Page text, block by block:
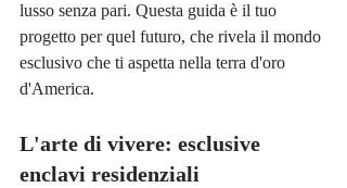
lusso senza pari. Questa guida è il tuo
progetto per quel futuro, che rivela il mondo
esclusivo che ti aspetta nella terra d'oro
d'America.
L'arte di vivere: esclusive
enclavi residenziali